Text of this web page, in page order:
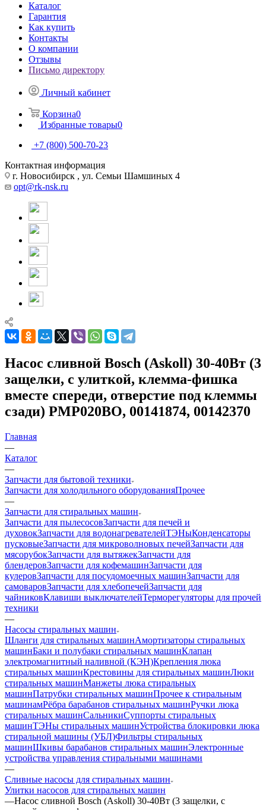
Каталог
Гарантия
Как купить
Контакты
О компании
Отзывы
Письмо директору
Личный кабинет
Корзина0
Избранные товары0
+7 (800) 500-70-23
Контактная информация
г. Новосибирск , ул. Семьи Шамшиных 4
opt@rk-nsk.ru
Насос сливной Bosch (Askoll) 30-40Вт (3
защелки, с улиткой, клемма-фишка
вместе спереди, отверстие под клеммы
сзади) PMP020BO, 00141874, 00142370
Главная
—
Каталог
—
Запчасти для бытовой техники
Запчасти для холодильного оборудованияПрочее
—
Запчасти для стиральных машин
Запчасти для пылесосовЗапчасти для печей и
духовокЗапчасти для водонагревателейТЭНыКонденсаторы
пусковыеЗапчасти для микроволновых печейЗапчасти для
мясорубокЗапчасти для вытяжекЗапчасти для
блендеровЗапчасти для кофемашинЗапчасти для
кулеровЗапчасти для посудомоечных машинЗапчасти для
самоваровЗапчасти для хлебопечейЗапчасти для
чайниковКлавиши выключателейТерморегуляторы для прочей
техники
—
Насосы стиральных машин
Шланги для стиральных машинАмортизаторы стиральных
машинБаки и полубаки стиральных машинКлапан
электромагнитный наливной (КЭН)Крепления люка
стиральных машинКрестовины для стиральных машинЛюки
стиральных машинМанжеты люка стиральных
машинПатрубки стиральных машинПрочее к стиральным
машинамРёбра барабанов стиральных машинРучки люка
стиральных машинСальникиСуппорты стиральных
машинТЭНы стиральных машинУстройства блокировки люка
стиральной машины (УБЛ)Фильтры стиральных
машинШкивы барабанов стиральных машинЭлектронные
устройства управления стиральными машинами
—
Сливные насосы для стиральных машин
Улитки насосов для стиральных машин
—Насос сливной Bosch (Askoll) 30-40Вт (3 защелки, с